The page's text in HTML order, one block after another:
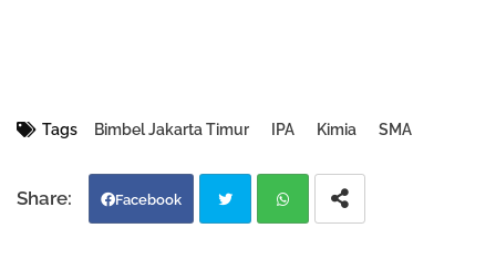
Tags Bimbel Jakarta Timur IPA Kimia SMA
Facebook